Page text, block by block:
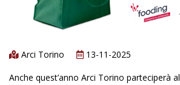
Arci Torino
13-11-2025
Anche quest’anno Arci Torino parteciperà